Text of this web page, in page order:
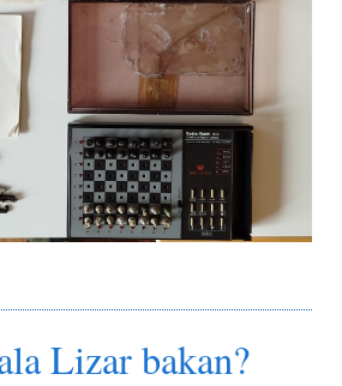
Lizar bakan?